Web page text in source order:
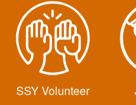
SSY Volunteer